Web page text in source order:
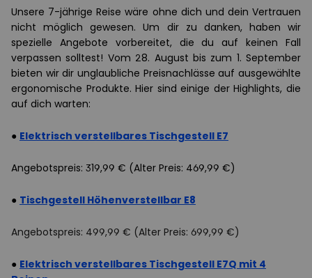
Unsere 7-jährige Reise wäre ohne dich und dein Vertrauen
nicht möglich gewesen. Um dir zu danken, haben wir
spezielle Angebote vorbereitet, die du auf keinen Fall
verpassen solltest! Vom 28. August bis zum 1. September
bieten wir dir unglaubliche Preisnachlässe auf ausgewählte
ergonomische Produkte. Hier sind einige der Highlights, die
auf dich warten:
● Elektrisch verstellbares Tischgestell E7
Angebotspreis: 319,99 € (Alter Preis: 469,99 €)
● Tischgestell Höhenverstellbar E8
Angebotspreis: 499,99 € (Alter Preis: 699,99 €)
● Elektrisch verstellbares Tischgestell E7Q mit 4